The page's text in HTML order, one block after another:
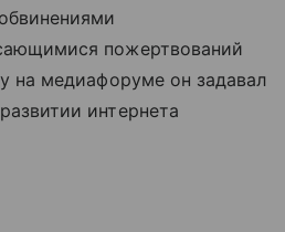
пожертвований
на медиафоруме он задавал
интернета